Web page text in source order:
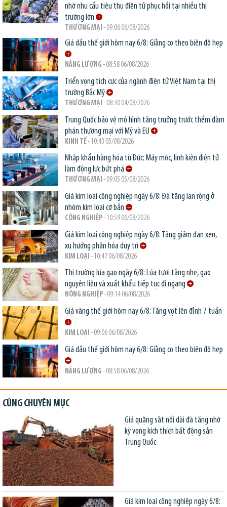
nhờ nhu cầu tiêu thụ điện tử phục hồi tại nhiều thị
trường lớn
THƯƠNG MẠI - 09:06 06/08/2026
Giá dầu thế giới hôm nay 6/8: Giằng co theo biên độ hẹp
NĂNG LƯỢNG - 08:58 06/08/2026
Triển vọng tích cực của ngành điện tử Việt Nam tại thị
trường Bắc Mỹ
THƯƠNG MẠI - 08:30 04/08/2026
Trung Quốc bảo vệ mô hình tăng trưởng trước thềm đàm
phán thương mại với Mỹ và EU
KINH TẾ- 10:43 05/08/2026
Nhập khẩu hàng hóa từ Đức: Máy móc, linh kiện điện tử
làm động lực bứt phá
THƯƠNG MẠI - 09:05 05/08/2026
Giá kim loại công nghiệp ngày 6/8: Đà tăng lan rộng ở
nhóm kim loại cơ bản
CÔNG NGHIỆP- 10:59 06/08/2026
Giá kim loại công nghiệp ngày 6/8: Tăng giảm đan xen,
xu hướng phân hóa duy trì
KIM LOẠI - 10:47 06/08/2026
Thị trường lúa gạo ngày 6/8: Lúa tươi tăng nhẹ, gạo
nguyên liệu và xuất khẩu tiếp tục đi ngang
NÔNG NGHIỆP- 09:14 06/08/2026
Giá vàng thế giới hôm nay 6/8: Tăng vọt lên đỉnh 7 tuần
KIM LOẠI - 09:06 06/08/2026
Giá dầu thế giới hôm nay 6/8: Giằng co theo biên độ hẹp
NĂNG LƯỢNG - 08:58 06/08/2026
CÙNG CHUYÊN MỤC
Giá quặng sắt nối dài đà tăng nhờ
kỳ vọng kích thích bất động sản
Trung Quốc
Giá kim loại công nghiệp ngày 6/8: